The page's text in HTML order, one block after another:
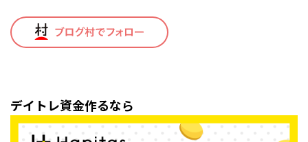
デイトレ資金作るなら